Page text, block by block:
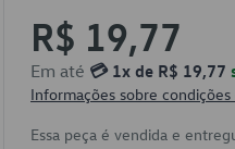
R$ 19,77
Em até 💳 1x de R$ 19,77
Informações sobre
Essa peça é vendida e